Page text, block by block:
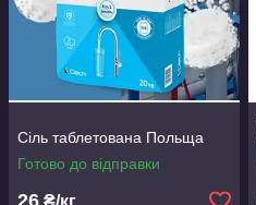
Сіль таблетована Польща
Готово до відправки
₴/кг